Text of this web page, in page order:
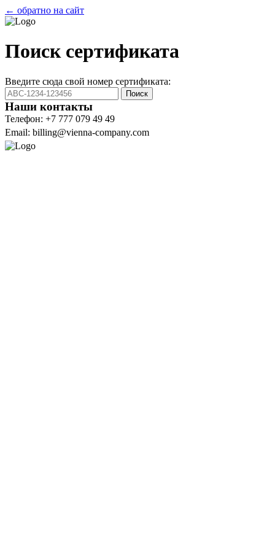
← обратно на сайт
Поиск сертификата
Введите сюда свой номер сертификата:
Поиск
Наши контакты
Телефон: +7 777 079 49 49
Email: billing@vienna-company.com